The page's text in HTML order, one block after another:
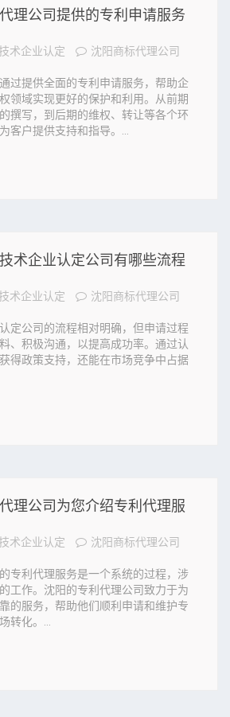
理公司提供的专利申请服务
术企业认定 沈阳商标代理公司
过提供全面的专利申请服务，帮助企
领域实现更好的保护和利用。从前期
撰写，到后期的维权、转让等各个环
客户提供支持和指导。...
术企业认定公司有哪些流程
术企业认定 沈阳商标代理公司
定公司的流程相对明确，但申请过程
、积极沟通，以提高成功率。通过认
得政策支持，还能在市场竞争中占据
理公司为您介绍专利代理服
术企业认定 沈阳商标代理公司
专利代理服务是一个系统的过程，涉
工作。沈阳的专利代理公司致力于为
的服务，帮助他们顺利申请和维护专
转化。...